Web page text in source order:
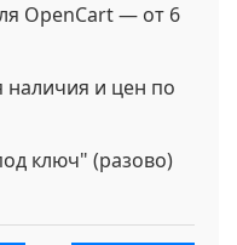
OpenCart — от 6
наличия и цен по
ключ" (разово)